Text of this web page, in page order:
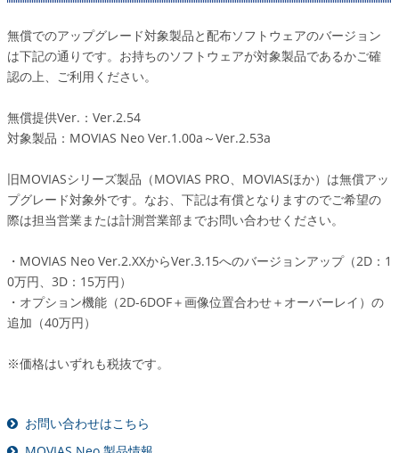
無償でのアップグレード対象製品と配布ソフトウェアのバージョン
は下記の通りです。お持ちのソフトウェアが対象製品であるかご確
認の上、ご利用ください。
無償提供Ver.：Ver.2.54
対象製品：MOVIAS Neo Ver.1.00a～Ver.2.53a
旧MOVIASシリーズ製品（MOVIAS PRO、MOVIASほか）は無償アッ
プグレード対象外です。なお、下記は有償となりますのでご希望の
際は担当営業または計測営業部までお問い合わせください。
・MOVIAS Neo Ver.2.XXからVer.3.15へのバージョンアップ（2D：1
0万円、3D：15万円）
・オプション機能（2D-6DOF＋画像位置合わせ＋オーバーレイ）の
追加（40万円）
※価格はいずれも税抜です。
お問い合わせはこちら